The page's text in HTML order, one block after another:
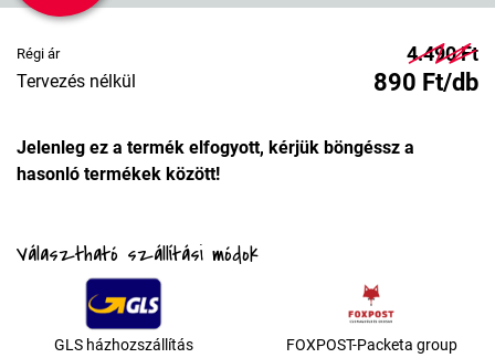
Régi ár 4.490 Ft
Tervezés nélkül 890 Ft/db
Jelenleg ez a termék elfogyott, kérjük böngéssz a
hasonló termékek között!
Választható szállítási módok
GLS házhozszállítás
FOXPOST-Packeta group